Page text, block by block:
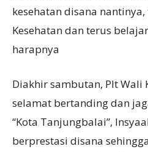
kesehatan disana
Kesehatan dan terus
harapnya
Diakhir sambutan, Plt Wali
selamat bertanding dan
“Kota Tanjungbalai”,
berprestasi disana